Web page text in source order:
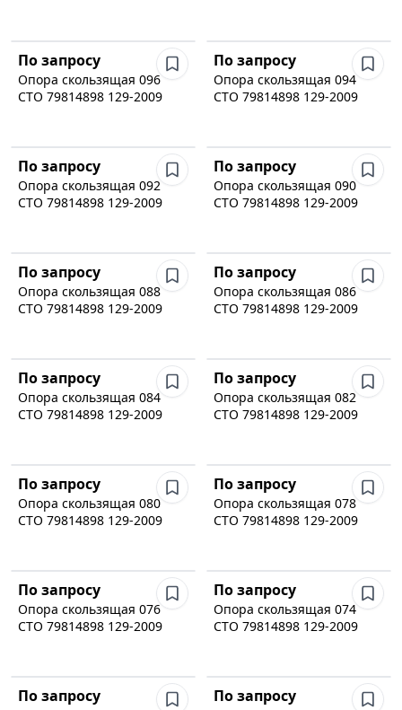
По запросу
Опора скользящая 096
СТО 79814898 129-2009
По запросу
Опора скользящая 094
СТО 79814898 129-2009
По запросу
Опора скользящая 092
СТО 79814898 129-2009
По запросу
Опора скользящая 090
СТО 79814898 129-2009
По запросу
Опора скользящая 088
СТО 79814898 129-2009
По запросу
Опора скользящая 086
СТО 79814898 129-2009
По запросу
Опора скользящая 084
СТО 79814898 129-2009
По запросу
Опора скользящая 082
СТО 79814898 129-2009
По запросу
Опора скользящая 080
СТО 79814898 129-2009
По запросу
Опора скользящая 078
СТО 79814898 129-2009
По запросу
Опора скользящая 076
СТО 79814898 129-2009
По запросу
Опора скользящая 074
СТО 79814898 129-2009
По запросу По запросу